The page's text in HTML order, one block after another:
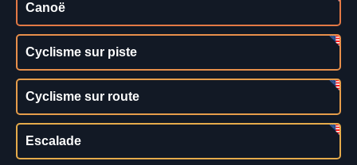
Canoë
Cyclisme sur piste
Cyclisme sur route
Escalade